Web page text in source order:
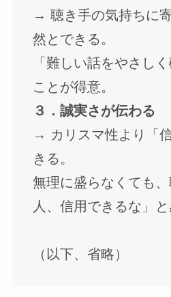
→ 聴き手の気持ちに
然とできる。
「難しい話をやさし
ことが得意。
３．誠実さが伝わる
→ カリスマ性より「
きる。
無理に盛らなくても
人、信用できるな」と
（以下、省略）